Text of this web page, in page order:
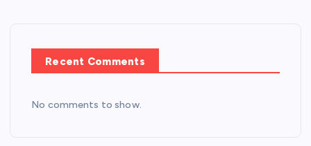
Recent Comments
No comments to show.